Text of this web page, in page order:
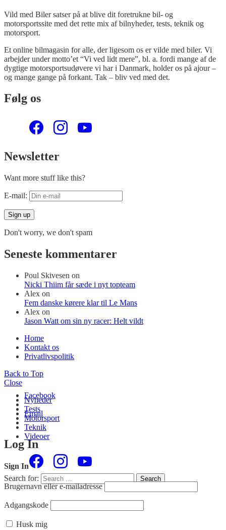
Vild med Biler satser på at blive dit foretrukne bil- og
motorsportssite med det rette mix af bilnyheder, tests, teknik og
motorsport.
Et online bilmagasin for alle, der ligesom os er vilde med biler. Vi
arbejder under motto’et “Vi ved lidt mere”, bl. a. fordi mange af de
dygtige motorsportsudøvere vi har i Danmark, holder os på ajour –
og mange gange på forkant. Tak – bliv ved med det.
Følg os
Newsletter
Want more stuff like this?
E-mail:
Don't worry, we don't spam
Seneste kommentarer
Poul Skivesen on
Nicki Thiim får sæde i nyt topteam
Alex on
Fem danske kørere klar til Le Mans
Alex on
Jason Watt om sin ny racer: Helt vildt
Home
Kontakt os
Privatlivspolitik
Back to Top
Close
Nyheder
Tests
Motorsport
Teknik
Videoer
Search for: Search
Facebook
Email
Log In
Sign In
Brugernavn eller e-mailadresse
Adgangskode
Husk mig